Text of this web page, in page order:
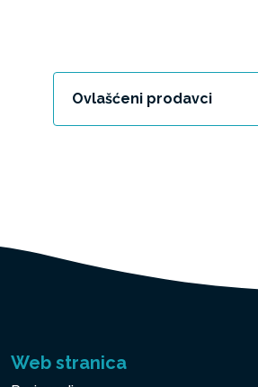
Ovlašćeni prodavci
Web stranica